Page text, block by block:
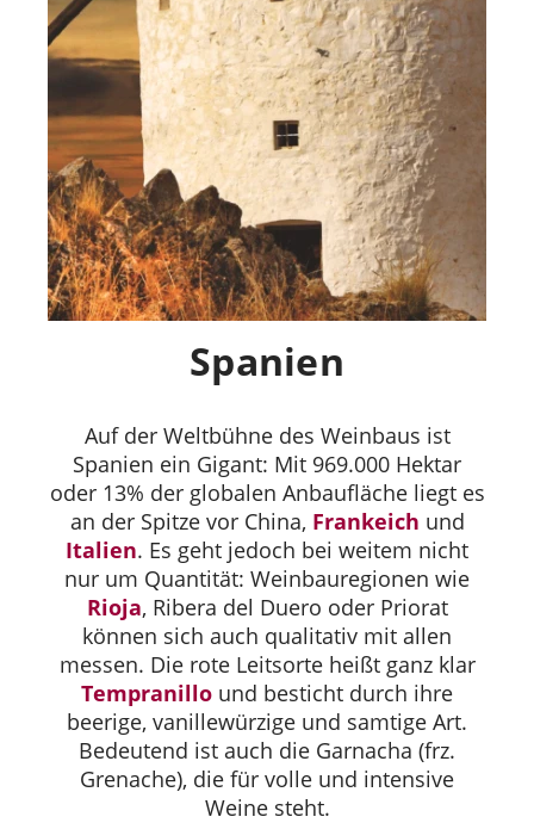
Spanien
Auf der Weltbühne des Weinbaus ist
Spanien ein Gigant: Mit 969.000 Hektar
oder 13% der globalen Anbaufläche liegt es
an der Spitze vor China, Frankeich und
Italien. Es geht jedoch bei weitem nicht
nur um Quantität: Weinbauregionen wie
Rioja, Ribera del Duero oder Priorat
können sich auch qualitativ mit allen
messen. Die rote Leitsorte heißt ganz klar
Tempranillo und besticht durch ihre
beerige, vanillewürzige und samtige Art.
Bedeutend ist auch die Garnacha (frz.
Grenache), die für volle und intensive
Weine steht.